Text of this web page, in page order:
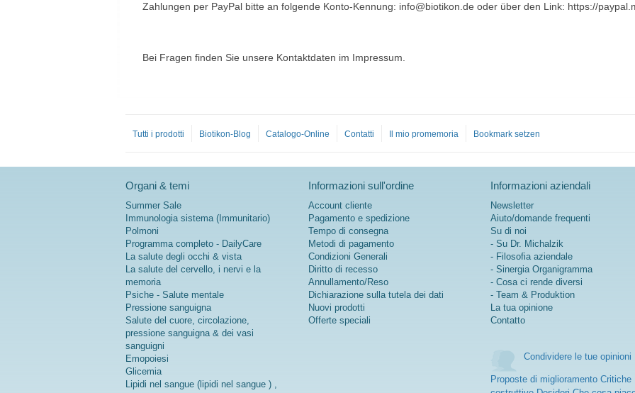
Zahlungen per PayPal bitte an folgende Konto-Kennung: info@biotikon.de oder über den Link: https://
Bei Fragen finden Sie unsere Kontaktdaten im Impressum.
Tutti i prodotti Biotikon-Blog Catalogo-Online Contatti Il mio promemoria Bookmark setzen
Organi & temi
Summer Sale
Immunologia sistema (Immunitario)
Polmoni
Programma completo - DailyCare
La salute degli occhi & vista
La salute del cervello, i nervi e la
memoria
Psiche - Salute mentale
Pressione sanguigna
Salute del cuore, circolazione,
pressione sanguigna & dei vasi
sanguigni
Emopoiesi
Glicemia
Lipidi nel sangue (lipidi nel sangue ) ,
Informazioni sull'ordine
Account cliente
Pagamento e spedizione
Tempo di consegna
Metodi di pagamento
Condizioni Generali
Diritto di recesso
Annullamento/Reso
Dichiarazione sulla tutela dei dati
Nuovi prodotti
Offerte speciali
Informazioni aziendali
Newsletter
Aiuto/domande frequenti
Su di noi
- Su Dr. Michalzik
- Filosofia aziendale
- Sinergia Organigramma
- Cosa ci rende diversi
- Team & Produktion
La tua opinione
Contatto
Condividere le tue opinioni
Proposte di miglioramento Critiche